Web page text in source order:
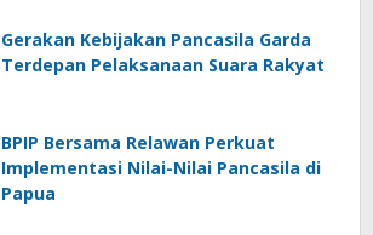
Gerakan Kebijakan Pancasila Garda
Terdepan Pelaksanaan Suara Rakyat
BPIP Bersama Relawan Perkuat
Implementasi Nilai-Nilai Pancasila di
Papua